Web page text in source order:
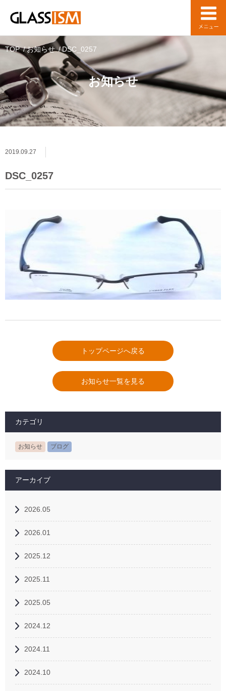
お知らせ
TOP お知らせ DSC_0257
2019.09.27
DSC_0257
トップページへ戻る
お知らせ一覧を見る
カテゴリ
お知らせ ブログ
アーカイブ
2026.05
2026.01
2025.12
2025.11
2025.05
2024.12
2024.11
2024.10